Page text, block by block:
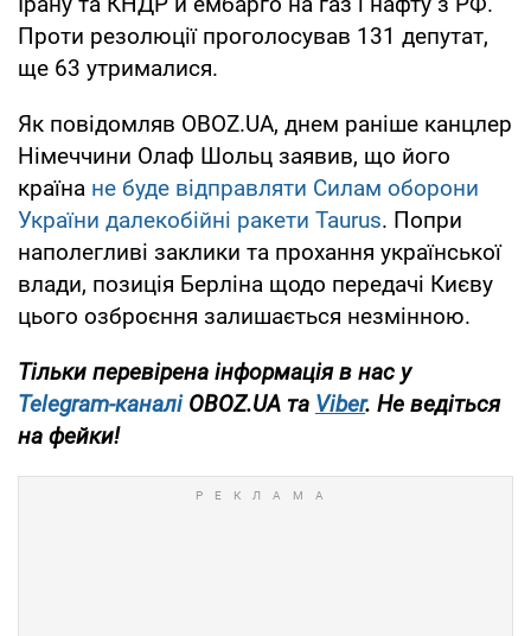
Проти резолюції проголосував 131 депутат,
ще 63 утрималися.
Як повідомляв OBOZ.UA, днем раніше канцлер
Німеччини Олаф Шольц заявив, що його
країна не буде відправляти Силам оборони
України далекобійні ракети Taurus. Попри
наполегливі заклики та прохання української
влади, позиція Берліна щодо передачі Києву
цього озброєння залишається незмінною.
Тільки перевірена інформація в нас у
Telegram-каналіOBOZ.UA та Viber. Не ведіться
на фейки!